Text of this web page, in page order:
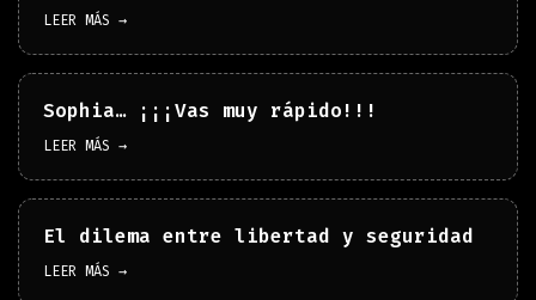
LEER MÁS →
Sophia… ¡¡¡Vas muy rápido!!!
LEER MÁS →
El dilema entre libertad y seguridad
LEER MÁS →